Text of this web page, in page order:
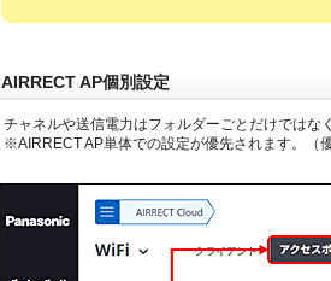
AIRRECT AP個別設定
チャネルや送信電力はフォルダーごとだけではな
※AIRRECT AP単体での設定が優先されます。（